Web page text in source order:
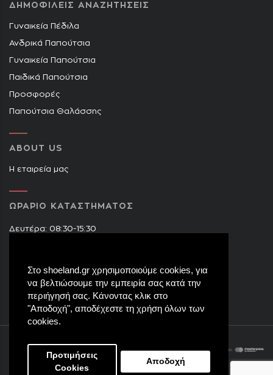
Στο shoeland.gr χρησιμοποιούμε cookies, για
να βελτιώσουμε την εμπειρία σας κατά την
περιήγησή σας. Κάνοντας κλικ στο
"Αποδοχή", αποδέχεστε τη χρήση όλων των
cookies.
Προτιμήσεις
Cookies
Αποδοχή
ΔΗΜΟΦΙΛΕΙΣ ΑΝΑΖΗΤΗΣΕΙΣ
Γυναικεία Πέδιλα
Ανδρικά Παπούτσια
Γυναικεία Παπούτσια
Παιδικά Παπούτσια
Προσφορές
Παπούτσια Θαλάσσης
ABOUT US
Η εταιρεία μας
ΩΡΑΡΙΟ ΚΑΤΑΣΤΗΜΑΤΟΣ
Δευτέρα: 08:30-15:30
Πέμπτη: 09:00-14:30 & 17:30-21:00
Παρασκευή: 09:00-14:30 & 17:30-21:00
Σάββατο: 08:30-15:30